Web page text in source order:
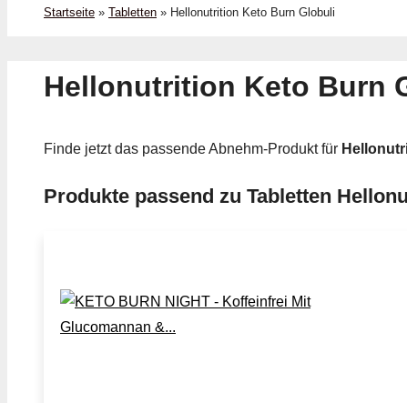
Startseite » Tabletten » Hellonutrition Keto Burn Globuli
Hellonutrition Keto Burn
Finde jetzt das passende Abnehm-Produkt für
Produkte passend zu Tabletten